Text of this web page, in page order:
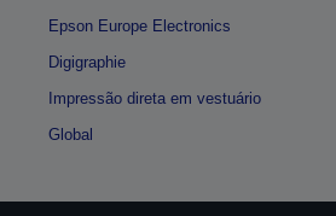
Epson Europe Electronics
Digigraphie
Impressão direta em vestuário
Global